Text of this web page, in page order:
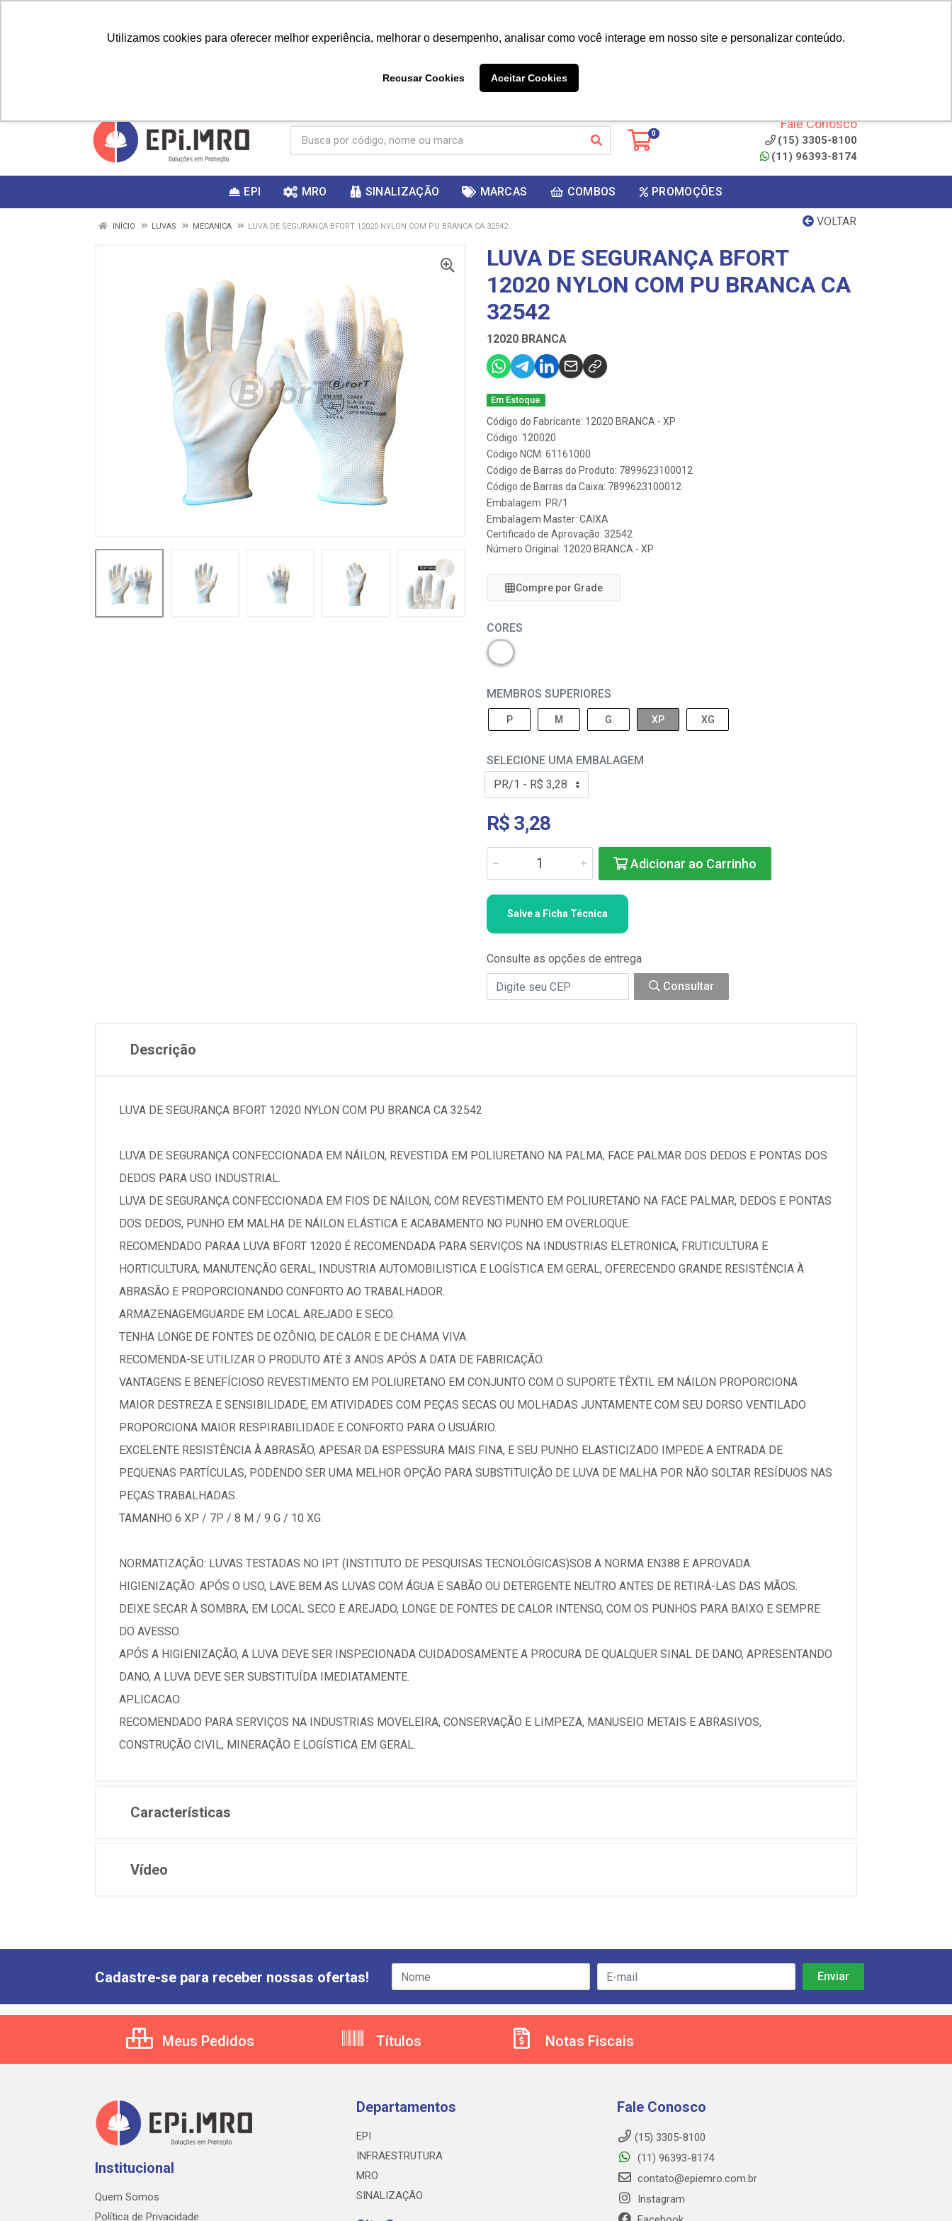
Utilizamos cookies para oferecer melhor experiência, melhorar o desempenho, analisar como você interage em nosso site e personalizar conteúdo.
Recusar Cookies Aceitar Cookies
ganhar
0
Fale Conosco
(15) 3305-8100
(11) 96393-8174
EPI MRO SINALIZAÇÃO MARCAS COMBOS PROMOÇÕES
VOLTAR
INÍCIO LUVAS MECANICA LUVA DE SEGURANÇA BFORT 12020 NYLON COM PU BRANCA CA 32542
LUVA DE SEGURANÇA BFORT
12020 NYLON COM PU BRANCA CA
32542
12020 BRANCA
Em Estoque
Código do Fabricante: 12020 BRANCA - XP
Código: 120020
Código NCM: 61161000
Código de Barras do Produto: 7899623100012
Código de Barras da Caixa: 7899623100012
Embalagem: PR/1
Embalagem Master: CAIXA
Certificado de Aprovação: 32542
Número Original: 12020 BRANCA - XP
Compre por Grade
CORES
MEMBROS SUPERIORES
P M G XP XG
SELECIONE UMA EMBALAGEM
R$ 3,28
Adicionar ao Carrinho
Salve a Ficha Técnica
Consulte as opções de entrega
Consultar
Descrição
LUVA DE SEGURANÇA BFORT 12020 NYLON COM PU BRANCA CA 32542
LUVA DE SEGURANÇA CONFECCIONADA EM NÁILON, REVESTIDA EM POLIURETANO NA PALMA, FACE PALMAR DOS DEDOS E PONTAS DOS
DEDOS PARA USO INDUSTRIAL.
LUVA DE SEGURANÇA CONFECCIONADA EM FIOS DE NÁILON, COM REVESTIMENTO EM POLIURETANO NA FACE PALMAR, DEDOS E PONTAS
DOS DEDOS, PUNHO EM MALHA DE NÁILON ELÁSTICA E ACABAMENTO NO PUNHO EM OVERLOQUE.
RECOMENDADO PARAA LUVA BFORT 12020 É RECOMENDADA PARA SERVIÇOS NA INDUSTRIAS ELETRONICA, FRUTICULTURA E
HORTICULTURA, MANUTENÇÃO GERAL, INDUSTRIA AUTOMOBILISTICA E LOGÍSTICA EM GERAL, OFERECENDO GRANDE RESISTÊNCIA À
ABRASÃO E PROPORCIONANDO CONFORTO AO TRABALHADOR.
ARMAZENAGEMGUARDE EM LOCAL AREJADO E SECO.
TENHA LONGE DE FONTES DE OZÔNIO, DE CALOR E DE CHAMA VIVA.
RECOMENDA-SE UTILIZAR O PRODUTO ATÉ 3 ANOS APÓS A DATA DE FABRICAÇÃO.
VANTAGENS E BENEFÍCIOSO REVESTIMENTO EM POLIURETANO EM CONJUNTO COM O SUPORTE TÊXTIL EM NÁILON PROPORCIONA
MAIOR DESTREZA E SENSIBILIDADE, EM ATIVIDADES COM PEÇAS SECAS OU MOLHADAS JUNTAMENTE COM SEU DORSO VENTILADO
PROPORCIONA MAIOR RESPIRABILIDADE E CONFORTO PARA O USUÁRIO.
EXCELENTE RESISTÊNCIA À ABRASÃO, APESAR DA ESPESSURA MAIS FINA, E SEU PUNHO ELASTICIZADO IMPEDE A ENTRADA DE
PEQUENAS PARTÍCULAS, PODENDO SER UMA MELHOR OPÇÃO PARA SUBSTITUIÇÃO DE LUVA DE MALHA POR NÃO SOLTAR RESÍDUOS NAS
PEÇAS TRABALHADAS.
TAMANHO 6 XP / 7P / 8 M / 9 G / 10 XG.
NORMATIZAÇÃO: LUVAS TESTADAS NO IPT (INSTITUTO DE PESQUISAS TECNOLÓGICAS)SOB A NORMA EN388 E APROVADA.
HIGIENIZAÇÃO: APÓS O USO, LAVE BEM AS LUVAS COM ÁGUA E SABÃO OU DETERGENTE NEUTRO ANTES DE RETIRÁ-LAS DAS MÃOS.
DEIXE SECAR À SOMBRA, EM LOCAL SECO E AREJADO, LONGE DE FONTES DE CALOR INTENSO, COM OS PUNHOS PARA BAIXO E SEMPRE
DO AVESSO.
APÓS A HIGIENIZAÇÃO, A LUVA DEVE SER INSPECIONADA CUIDADOSAMENTE A PROCURA DE QUALQUER SINAL DE DANO, APRESENTANDO
DANO, A LUVA DEVE SER SUBSTITUÍDA IMEDIATAMENTE.
APLICACAO:
RECOMENDADO PARA SERVIÇOS NA INDUSTRIAS MOVELEIRA, CONSERVAÇÃO E LIMPEZA, MANUSEIO METAIS E ABRASIVOS,
CONSTRUÇÃO CIVIL, MINERAÇÃO E LOGÍSTICA EM GERAL.
Características
Vídeo
Cadastre-se para receber nossas ofertas!
Meus Pedidos Títulos Notas Fiscais
Institucional
Quem Somos
Política de Privacidade
Departamentos
EPI
INFRAESTRUTURA
MRO
SINALIZAÇÃO
Fale Conosco
(15) 3305-8100
(11) 96393-8174
contato@epiemro.com.br
Instagram